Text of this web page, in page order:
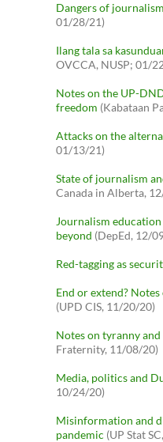
Dangers of journalism
01/28/21)
Ilang tala sa
OVCCA, NUSP; 01/
Notes on the UP-
freedom (Kabataan
Attacks on the
01/13/21)
State of journalism
Canada in Alberta,
Journalism
beyond (DepEd, 12/
Red-tagging as
End or extend?
(UPD CIS, 11/20/20)
Notes on tyranny and
Fraternity, 11/08/20)
Media, politics and
10/24/20)
Misinformation and
pandemic (UP Stat